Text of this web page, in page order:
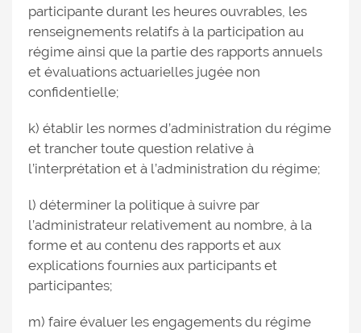
participante durant les heures ouvrables, les
renseignements relatifs à la participation au
régime ainsi que la partie des rapports annuels
et évaluations actuarielles jugée non
confidentielle;
k) établir les normes d’administration du régime
et trancher toute question relative à
l’interprétation et à l’administration du régime;
l) déterminer la politique à suivre par
l’administrateur relativement au nombre, à la
forme et au contenu des rapports et aux
explications fournies aux participants et
participantes;
m) faire évaluer les engagements du régime